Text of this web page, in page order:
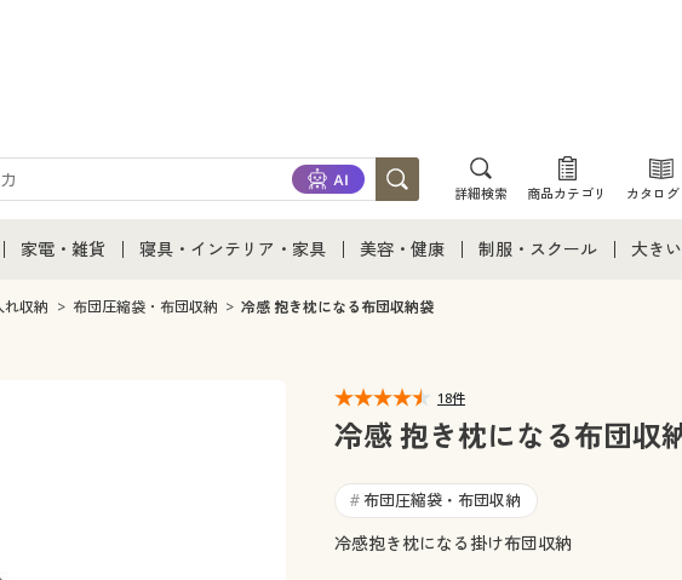
詳細検索 商品カテゴリ カタログ
カタログ・チラシか
すべて
家電・雑貨
家電・雑貨すべて
寝具・インテリア・家具
寝具・インテリア・家具通販すべて
カーテン・ラグ・ファブリック
美容・健康
美容・健康通販すべて
制服・スクール
ジュニア・ティーンズ下着
大き
大き
れ収納 布団圧縮袋・布団収納 冷感 抱き枕になる布団収納袋
18件
冷感 抱き枕になる布団収
# 布団圧縮袋・布団収納
冷感抱き枕になる掛け布団収納